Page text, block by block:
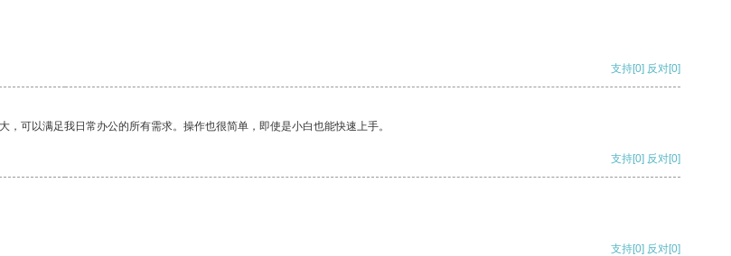
支持[0] 反对[0]
可以满足我日常办公的所有需求。操作也很简单，即使是小白也能快速上手。
支持[0] 反对[0]
支持[0] 反对[0]